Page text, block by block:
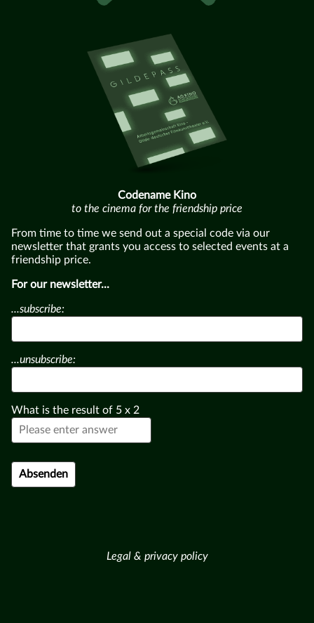
Codename Kino
to the cinema for the friendship price
From time to time we send out a special code via our
newsletter that grants you access to selected events at a
friendship price.
For our newsletter...
...subscribe:
...unsubscribe:
What is the result of 5 x 2
Legal & privacy policy